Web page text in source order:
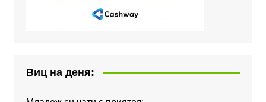
Виц на деня: